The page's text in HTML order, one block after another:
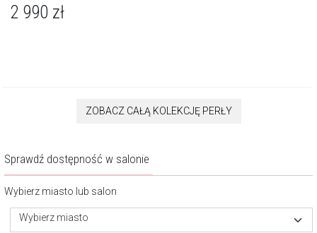
2 990 zł
ZOBACZ CAŁĄ KOLEKCJĘ PERŁY
Sprawdź dostępność w salonie
Wybierz miasto lub salon
Wybierz miasto